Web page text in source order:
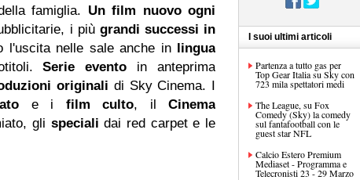
famiglia. Un film nuovo ogni
i più grandi successi in
l'uscita nelle sale anche inlingua
Serie evento in anteprima
originali di Sky Cinema. I
e i film culto, ilCinema
gli specialidai red carpet e le
I suoi ultimi articoli
Partenza a tutto gas per
Top Gear Italia su Sky con
723 mila spettatori medi
The League, su Fox
Comedy (Sky) la comedy
sul fantafootball con le
guest star NFL
Calcio Estero Premium
Mediaset - Programma e
Telecronisti 23 - 29 Marzo